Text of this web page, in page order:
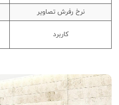
نرخ رفرش تصاویر
کاربرد